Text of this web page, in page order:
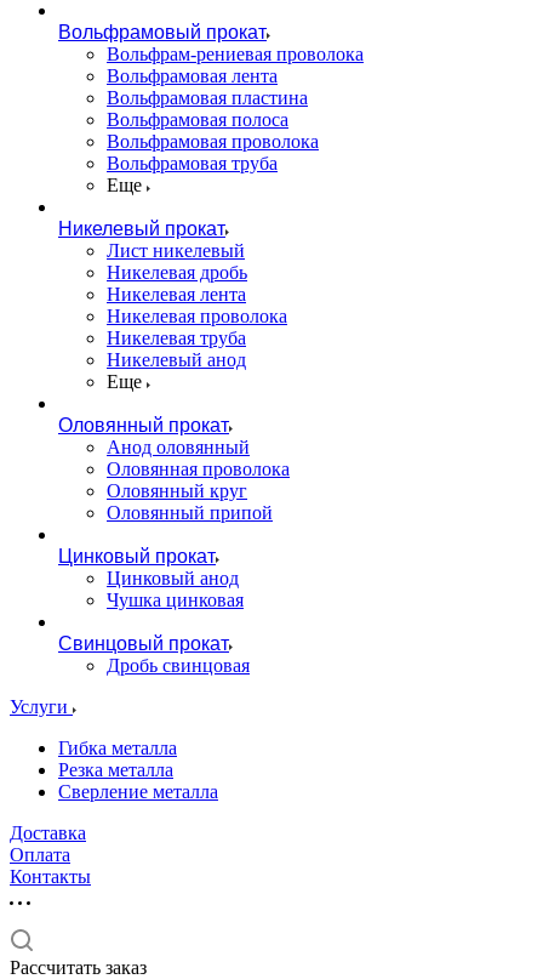
Вольфрамовый прокат
Вольфрам-рениевая проволока
Вольфрамовая лента
Вольфрамовая пластина
Вольфрамовая полоса
Вольфрамовая проволока
Вольфрамовая труба
Еще
Никелевый прокат
Лист никелевый
Никелевая дробь
Никелевая лента
Никелевая проволока
Никелевая труба
Никелевый анод
Еще
Оловянный прокат
Анод оловянный
Оловянная проволока
Оловянный круг
Оловянный припой
Цинковый прокат
Цинковый анод
Чушка цинковая
Свинцовый прокат
Дробь свинцовая
Услуги
Гибка металла
Резка металла
Сверление металла
Доставка
Оплата
Контакты
Рассчитать заказ